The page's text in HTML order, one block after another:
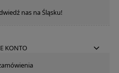
nas na Śląsku!
KONTO